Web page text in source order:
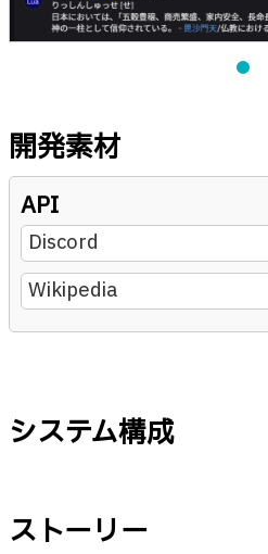
開発素材
API
Discord
Wikipedia
システム構成
ストーリー